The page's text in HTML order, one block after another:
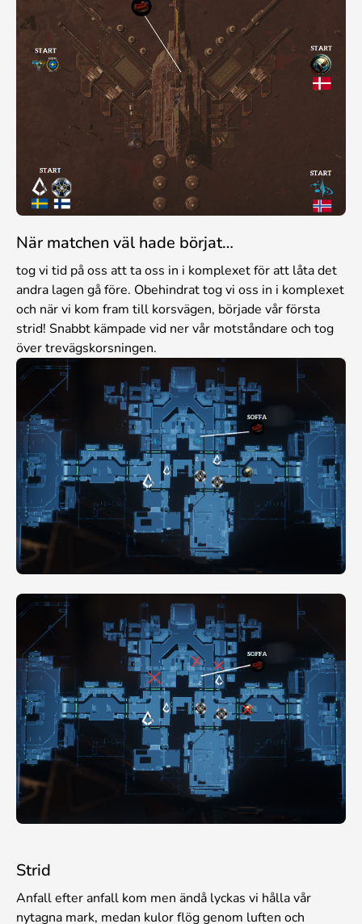
När matchen väl hade börjat…
tog vi tid på oss att ta oss in i komplexet för att låta det
andra lagen gå före. Obehindrat tog vi oss in i komplexet
och när vi kom fram till korsvägen, började vår första
strid! Snabbt kämpade vid ner vår motståndare och tog
över trevägskorsningen.
Strid
Anfall efter anfall kom men ändå lyckas vi hålla vår
nytagna mark, medan kulor flög genom luften och